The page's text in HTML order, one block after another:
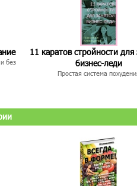
без
11 каратов стройности для
бизнес-леди
Простая система